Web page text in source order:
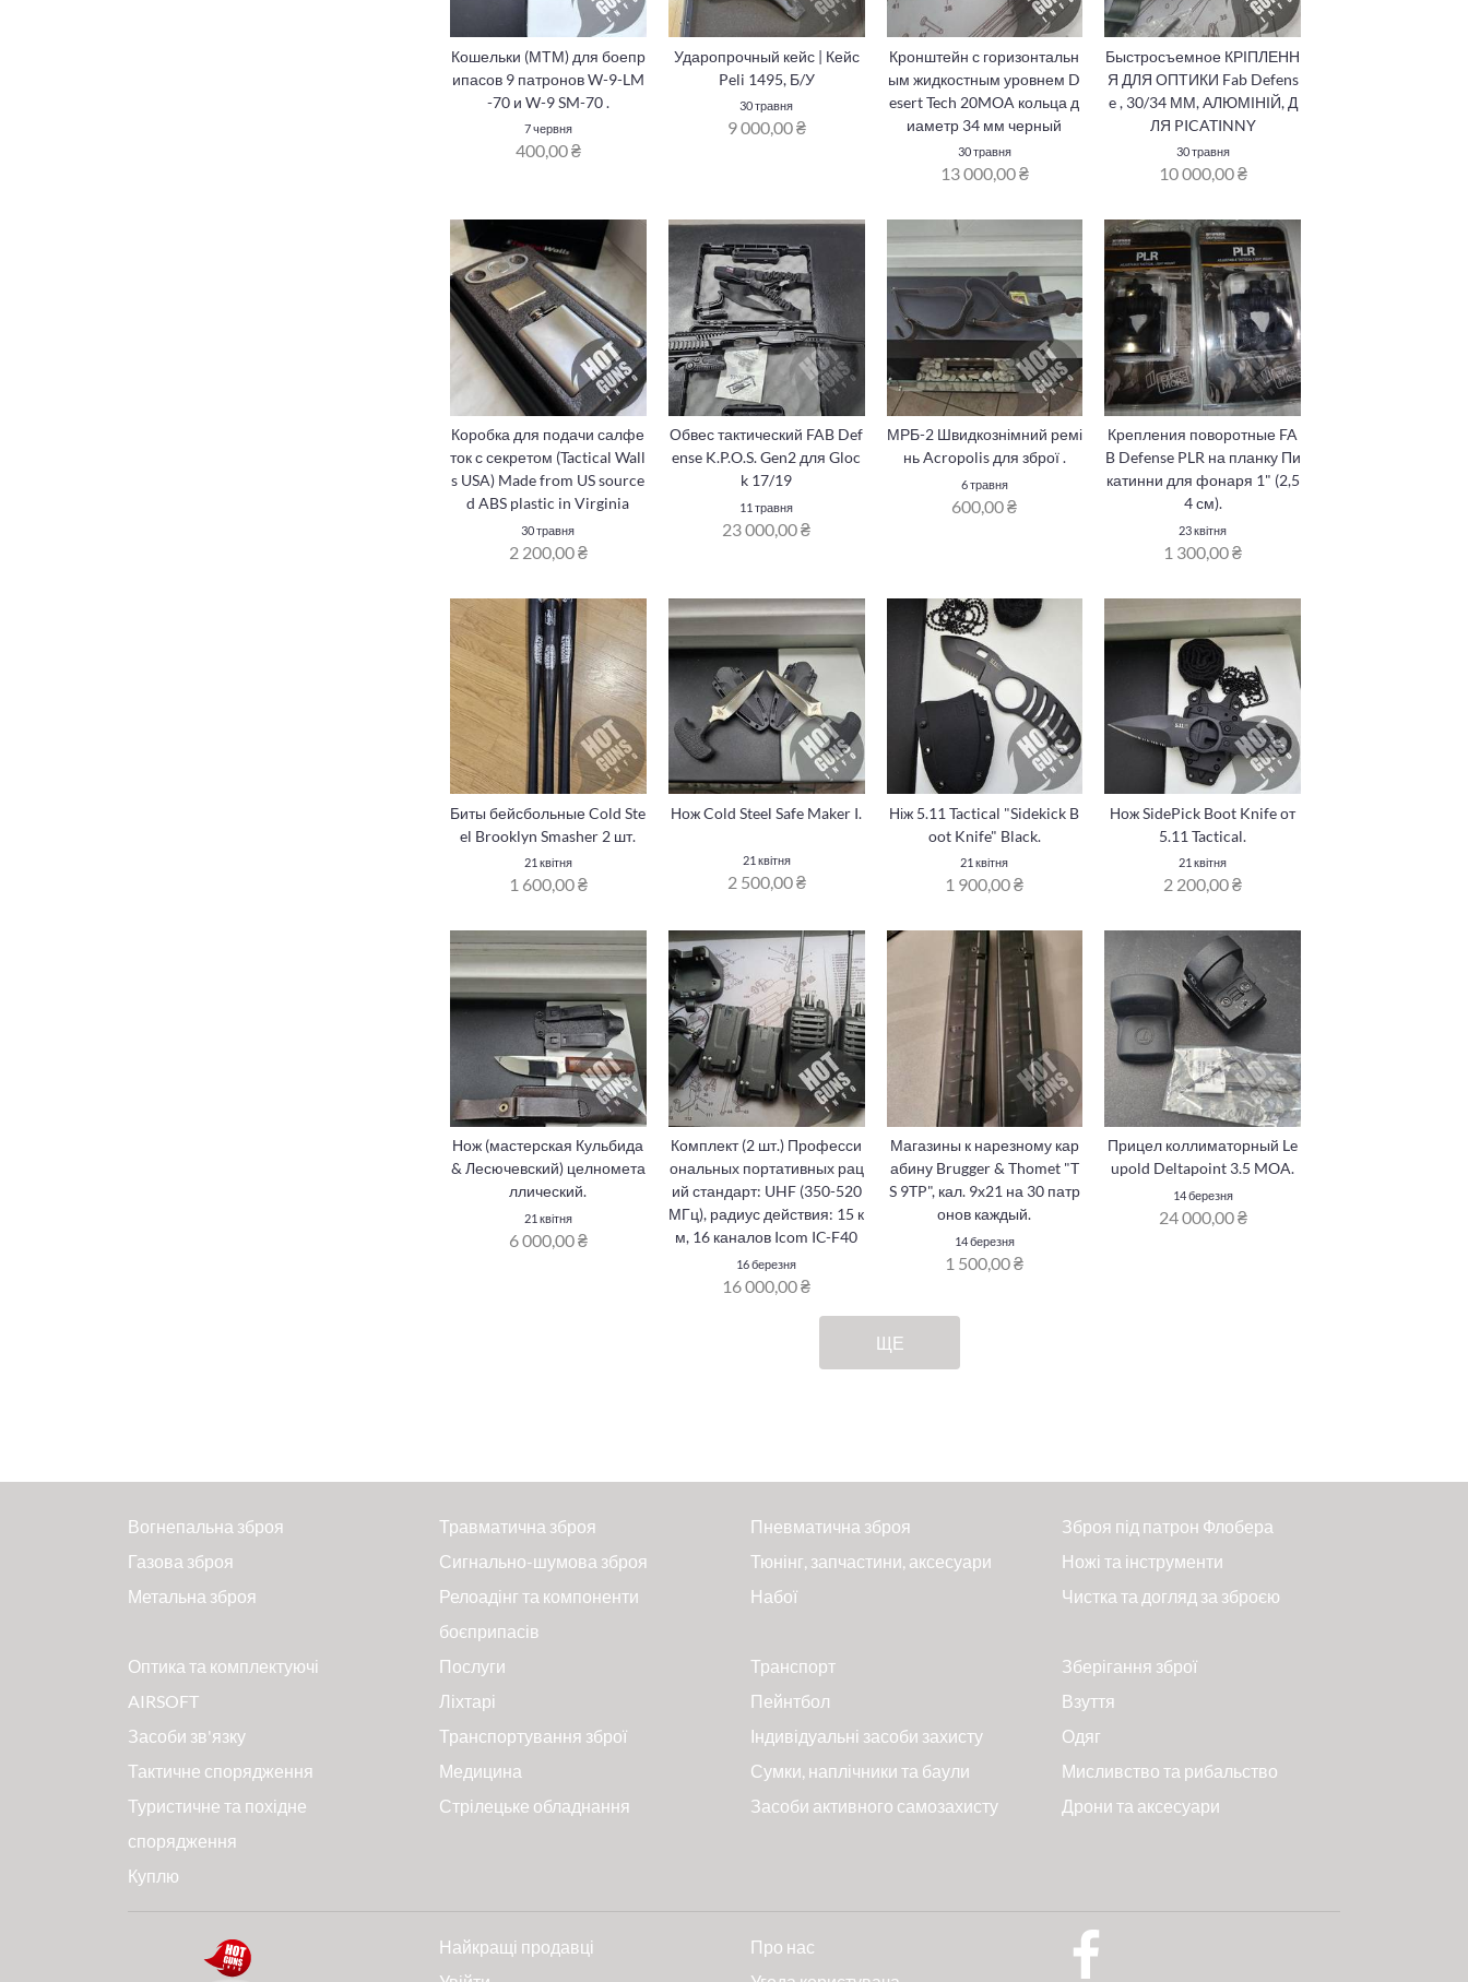
Кошельки (МТМ) для боепр
ипасов 9 патронов W-9-LM
-70 и W-9 SM-70 .
7 червня
400,00 ₴
Ударопрочный кейс | Кейс
Peli 1495, Б/У
30 травня
9 000,00 ₴
Кронштейн с горизонтальн
ым жидкостным уровнем D
esert Tech 20MOA кольца д
иаметр 34 мм черный
30 травня
13 000,00 ₴
Быстросъемное КРІПЛЕНН
Я ДЛЯ ОПТИКИ Fab Defens
e , 30/34 ММ, АЛЮМІНІЙ, Д
ЛЯ PICATINNY
30 травня
10 000,00 ₴
Коробка для подачи салфе
ток с секретом (Tactical Wall
s USA) Made from US source
d ABS plastic in Virginia
30 травня
2 200,00 ₴
Обвес тактический FAB Def
ense K.P.O.S. Gen2 для Gloc
k 17/19
11 травня
23 000,00 ₴
МРБ-2 Швидкознімний ремі
нь Acropolis для зброї .
6 травня
600,00 ₴
Крепления поворотные FA
B Defense PLR на планку Пи
катинни для фонаря 1" (2,5
4 см).
23 квітня
1 300,00 ₴
Биты бейсбольные Cold Ste
el Brooklyn Smasher 2 шт.
21 квітня
1 600,00 ₴
Нож Cold Steel Safe Maker I.
21 квітня
2 500,00 ₴
Ніж 5.11 Tactical "Sidekick B
oot Knife" Black.
21 квітня
1 900,00 ₴
Нож SidePick Boot Knife от
5.11 Tactical.
21 квітня
2 200,00 ₴
Нож (мастерская Кульбида
& Лесючевский) целномета
ллический.
21 квітня
6 000,00 ₴
Комплект (2 шт.) Професси
ональных портативных рац
ий стандарт: UHF (350-520
МГц), радиус действия: 15 к
м, 16 каналов Icom IC-F40
16 березня
16 000,00 ₴
Магазины к нарезному кар
абину Brugger & Thomet "T
S 9TP", кал. 9х21 на 30 патр
онов каждый.
14 березня
1 500,00 ₴
Прицел коллиматорный Le
upold Deltapoint 3.5 MOA.
14 березня
24 000,00 ₴
ЩЕ
Вогнепальна зброя Травматична зброя Пневматична зброя
Зброя під патрон Флобера
Газова зброя
Сигнально-шумова зброя Тюнінг, запчастини, аксесуари
Ножі та інструменти
Метальна зброя
Релоадінг та компоненти
боєприпасів
Набої Чистка та догляд за зброєю
Оптика та комплектуючі Послуги Транспорт
Зберігання зброї
AIRSOFT
Ліхтарі Пейнтбол
Взуття
Засоби зв'язку
Транспортування зброї Індивідуальні засоби захисту
Одяг
Тактичне спорядження
Медицина Сумки, наплічники та баули
Мисливство та рибальство
Туристичне та похідне
спорядження
Стрілецьке обладнання Засоби активного самозахисту Дрони та аксесуари
Куплю
Найкращі продавці
Про нас